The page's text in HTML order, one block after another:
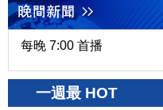
每晚 7:00 首播
一週最 HOT